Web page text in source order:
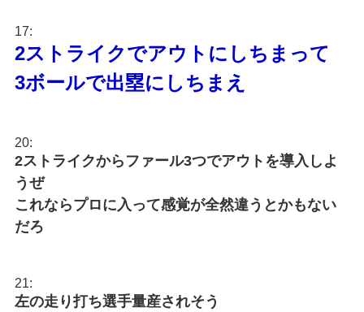
17:
2ストライクでアウトにしちまって
3ボールで出塁にしちまえ
20:
2ストライクからファール3つでアウトを導入しよ
うぜ
これならプロに入って感覚が全然違うとかもない
だろ
21:
左の走り打ち選手量産されそう